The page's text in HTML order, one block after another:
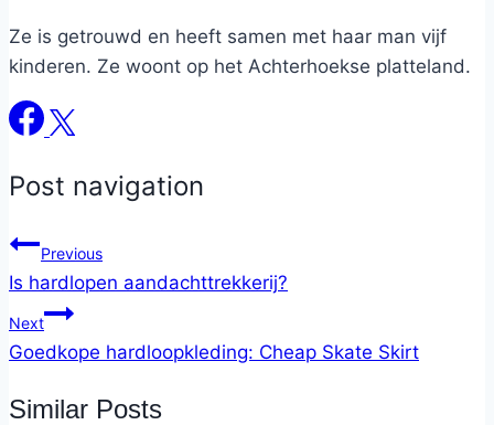
Ze is getrouwd en heeft samen met haar man vijf
kinderen. Ze woont op het Achterhoekse platteland.
Post navigation
Previous
Is hardlopen aandachttrekkerij?
Next
Goedkope hardloopkleding: Cheap Skate Skirt
Similar Posts